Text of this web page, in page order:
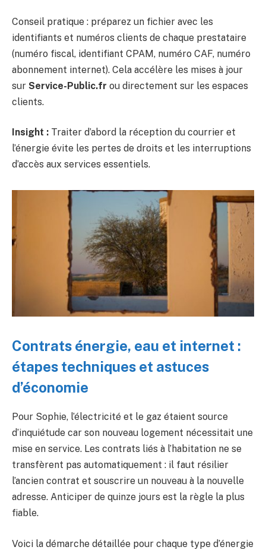
Conseil pratique : préparez un fichier avec les
identifiants et numéros clients de chaque prestataire
(numéro fiscal, identifiant CPAM, numéro CAF, numéro
abonnement internet). Cela accélère les mises à jour
sur Service-Public.fr ou directement sur les espaces
clients.
Insight : Traiter d’abord la réception du courrier et
l’énergie évite les pertes de droits et les interruptions
d’accès aux services essentiels.
Contrats énergie, eau et internet :
étapes techniques et astuces
d’économie
Pour Sophie, l’électricité et le gaz étaient source
d’inquiétude car son nouveau logement nécessitait une
mise en service. Les contrats liés à l’habitation ne se
transfèrent pas automatiquement : il faut résilier
l’ancien contrat et souscrire un nouveau à la nouvelle
adresse. Anticiper de quinze jours est la règle la plus
fiable.
Voici la démarche détaillée pour chaque type d’énergie